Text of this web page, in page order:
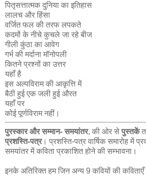
पितृसत्तात्मक दुनिया का इतिहास
लालच और हिंसा
वर्जित फल की तरफ लपकते
कदमों के नीचे कुचले जा रहे बीज
गीली कुंठा का आवेग
गर्भ की मर्दाना मॉनोपली
कितने प्रश्नों का उत्तर
यहाँ है
इस अल्पविराम की आकृत्ति में
बैठी हुई एक जली हुई औरत
यहाँ पर
कोई पूर्णविराम नहीं।
पुरस्कार और सम्मान-समयांतर, की ओर सेपुस्तकें
प्रशस्ति-पत्र। प्रशस्ति-पत्र वार्षिक समारोह में
समयांतर में कविता प्रकाशित होने की सम्भावना।
इनके अतिरिक्त हम जिन अन्य 9 कवियों की